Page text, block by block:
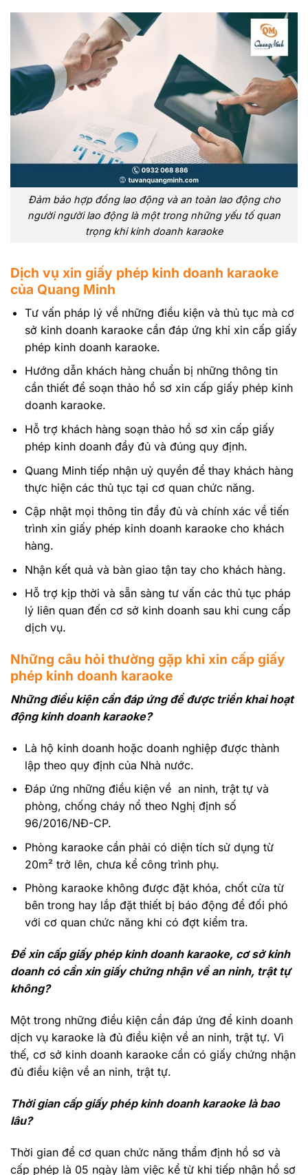
Đảm bảo hợp đồng lao động và an toàn lao động cho
người người lao động là một trong những yếu tố quan
trọng khi kinh doanh karaoke
Dịch vụ xin giấy phép kinh doanh karaoke
của Quang Minh
Tư vấn pháp lý về những điều kiện và thủ tục mà cơ
sở kinh doanh karaoke cần đáp ứng khi xin cấp giấy
phép kinh doanh karaoke.
Hướng dẫn khách hàng chuẩn bị những thông tin
cần thiết để soạn thảo hồ sơ xin cấp giấy phép kinh
doanh karaoke.
Hỗ trợ khách hàng soạn thảo hồ sơ xin cấp giấy
phép kinh doanh đầy đủ và đúng quy định.
Quang Minh tiếp nhận uỷ quyền để thay khách hàng
thực hiện các thủ tục tại cơ quan chức năng.
Cập nhật mọi thông tin đầy đủ và chính xác về tiến
trình xin giấy phép kinh doanh karaoke cho khách
hàng.
Nhận kết quả và bàn giao tận tay cho khách hàng.
Hỗ trợ kịp thời và sẵn sàng tư vấn các thủ tục pháp
lý liên quan đến cơ sở kinh doanh sau khi cung cấp
dịch vụ.
Những câu hỏi thường gặp khi xin cấp giấy
phép kinh doanh karaoke
Những điều kiện cần đáp ứng để được triển khai hoạt
động kinh doanh karaoke?
Là hộ kinh doanh hoặc doanh nghiệp được thành
lập theo quy định của Nhà nước.
Đáp ứng những điều kiện về an ninh, trật tự và
phòng, chống cháy nổ theo Nghị định số
96/2016/NĐ-CP.
Phòng karaoke cần phải có diện tích sử dụng từ
20m² trở lên, chưa kể công trình phụ.
Phòng karaoke không được đặt khóa, chốt cửa từ
bên trong hay lắp đặt thiết bị báo động để đối phó
với cơ quan chức năng khi có đợt kiểm tra.
Để xin cấp giấy phép kinh doanh karaoke, cơ sở kinh
doanh có cần xin giấy chứng nhận về an ninh, trật tự
không?
Một trong những điều kiện cần đáp ứng để kinh doanh
dịch vụ karaoke là đủ điều kiện về an ninh, trật tự. Vì
thế, cơ sở kinh doanh karaoke cần có giấy chứng nhận
đủ điều kiện về an ninh, trật tự.
Thời gian cấp giấy phép kinh doanh karaoke là bao
lâu?
Thời gian để cơ quan chức năng thẩm định hồ sơ và
cấp phép là 05 ngày làm việc kể từ khi tiếp nhận hồ sơ